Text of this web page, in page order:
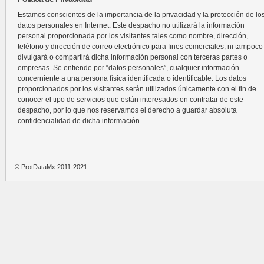
Estamos conscientes de la importancia de la privacidad y la protección de
datos personales en Internet. Este despacho no utilizará la información
personal proporcionada por los visitantes tales como nombre, dirección,
teléfono y dirección de correo electrónico para fines comerciales, ni tampoco
divulgará o compartirá dicha información personal con terceras partes o
empresas. Se entiende por “datos personales”, cualquier información
concerniente a una persona física identificada o identificable. Los datos
proporcionados por los visitantes serán utilizados únicamente con el fin de
conocer el tipo de servicios que están interesados en contratar de este
despacho, por lo que nos reservamos el derecho a guardar absoluta
confidencialidad de dicha información.
© ProtDataMx 2011-2021.